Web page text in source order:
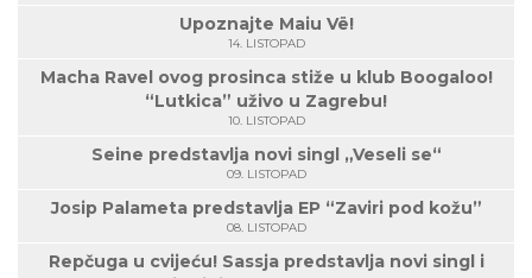
Upoznajte Maiu Vë!
14. LISTOPAD
Macha Ravel ovog prosinca stiže u klub Boogaloo!
“Lutkica” uživo u Zagrebu!
10. LISTOPAD
Seine predstavlja novi singl „Veseli se“
09. LISTOPAD
Josip Palameta predstavlja EP “Zaviri pod kožu”
08. LISTOPAD
Repčuga u cvijeću! Sassja predstavlja novi singl i